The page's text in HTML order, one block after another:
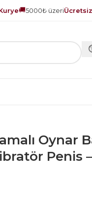
🚚5000₺ üzeri
Oynar
Penis